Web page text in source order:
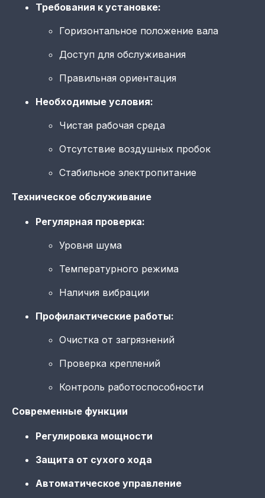
Требования к установке:
Горизонтальное положение вала
Доступ для обслуживания
Правильная ориентация
Необходимые условия:
Чистая рабочая среда
Отсутствие воздушных пробок
Стабильное электропитание
Техническое обслуживание
Регулярная проверка:
Уровня шума
Температурного режима
Наличия вибрации
Профилактические работы:
Очистка от загрязнений
Проверка креплений
Контроль работоспособности
Современные функции
Регулировка мощности
Защита от сухого хода
Автоматическое управление